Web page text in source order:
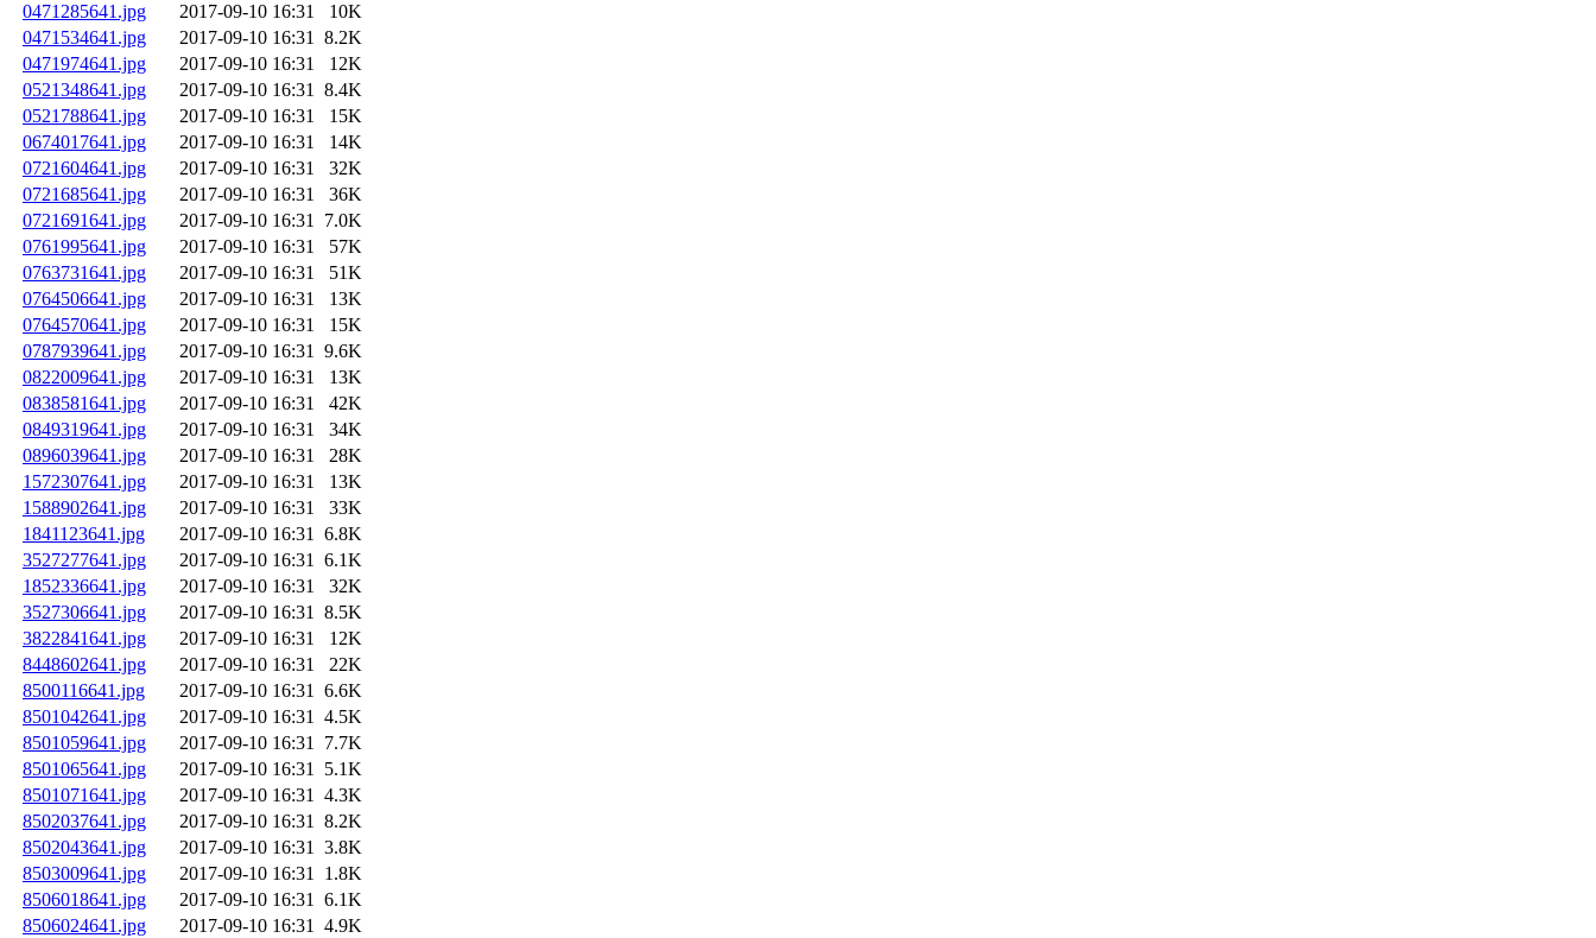
0471285641.jpg
2017-09-10 16:31
10K
0471534641.jpg
2017-09-10 16:31 8.2K
0471974641.jpg
2017-09-10 16:31
12K
0521348641.jpg
2017-09-10 16:31 8.4K
0521788641.jpg
2017-09-10 16:31
15K
0674017641.jpg
2017-09-10 16:31
14K
0721604641.jpg
2017-09-10 16:31
32K
0721685641.jpg
2017-09-10 16:31
36K
0721691641.jpg
2017-09-10 16:31 7.0K
0761995641.jpg
2017-09-10 16:31
57K
0763731641.jpg
2017-09-10 16:31
51K
0764506641.jpg
2017-09-10 16:31
13K
0764570641.jpg
2017-09-10 16:31
15K
0787939641.jpg
2017-09-10 16:31 9.6K
0822009641.jpg
2017-09-10 16:31
13K
0838581641.jpg
2017-09-10 16:31
42K
0849319641.jpg
2017-09-10 16:31
34K
0896039641.jpg
2017-09-10 16:31
28K
1572307641.jpg
2017-09-10 16:31
13K
1588902641.jpg
2017-09-10 16:31
33K
1841123641.jpg
2017-09-10 16:31 6.8K
3527277641.jpg
2017-09-10 16:31 6.1K
1852336641.jpg
2017-09-10 16:31
32K
3527306641.jpg
2017-09-10 16:31 8.5K
3822841641.jpg
2017-09-10 16:31
12K
8448602641.jpg
2017-09-10 16:31
22K
8500116641.jpg
2017-09-10 16:31 6.6K
8501042641.jpg
2017-09-10 16:31 4.5K
8501059641.jpg
2017-09-10 16:31 7.7K
8501065641.jpg
2017-09-10 16:31 5.1K
8501071641.jpg
2017-09-10 16:31 4.3K
8502037641.jpg
2017-09-10 16:31 8.2K
8502043641.jpg
2017-09-10 16:31 3.8K
8503009641.jpg
2017-09-10 16:31 1.8K
8506018641.jpg
2017-09-10 16:31 6.1K
8506024641.jpg
2017-09-10 16:31 4.9K